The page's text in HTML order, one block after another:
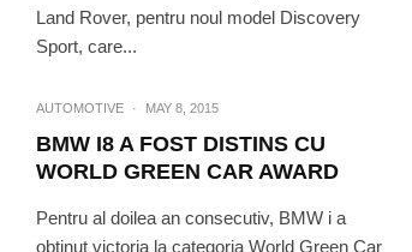
Land Rover, pentru noul model Discovery
Sport, care...
AUTOMOTIVE · MAY 8, 2015
BMW I8 A FOST DISTINS CU
WORLD GREEN CAR AWARD
Pentru al doilea an consecutiv, BMW i a
obţinut victoria la categoria World Green Car